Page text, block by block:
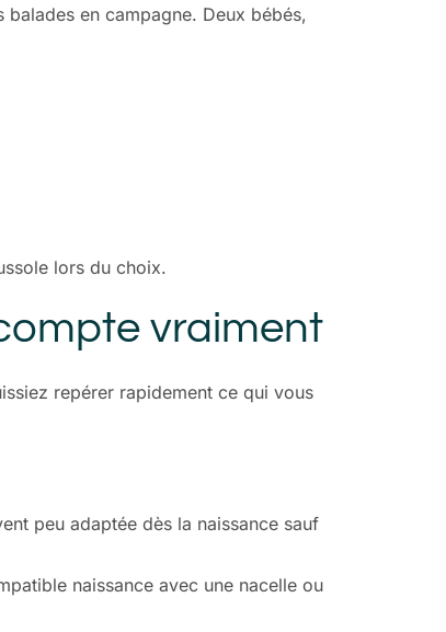
balades en campagne. Deux bébés,
lors du choix.
vraiment
repérer rapidement ce qui vous
peu adaptée dès la naissance sauf
naissance avec une nacelle ou